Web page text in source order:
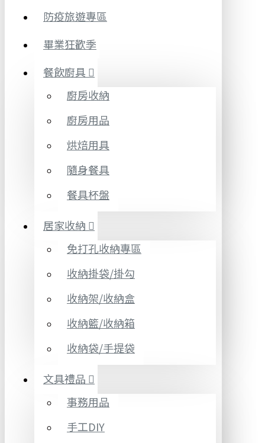
防疫旅遊專區
畢業狂歡季
餐飲廚具
廚房收納
廚房用品
烘焙用具
隨身餐具
餐具杯盤
居家收納
免打孔收納專區
收納掛袋/掛勾
收納架/收納盒
收納籃/收納箱
收納袋/手提袋
文具禮品
事務用品
手工DIY